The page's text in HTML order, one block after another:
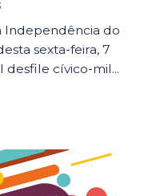
Independência do
sexta-feira, 7
desfile cívico-mil...